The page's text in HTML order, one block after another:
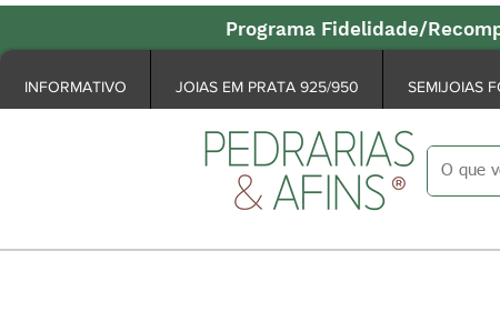
Programa Fidelidade/
INFORMATIVO JOIAS EM PRATA 925/950 SEMIJOIAS